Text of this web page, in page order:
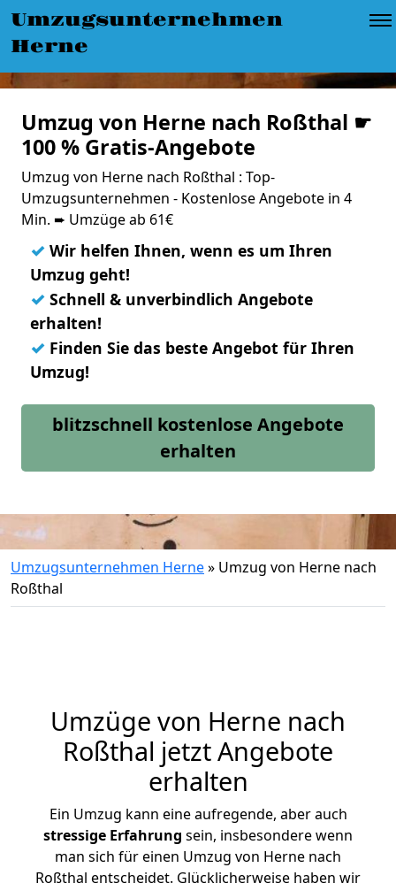
Umzugsunternehmen
Herne
Umzug von Herne nach Roßthal ☛
100 % Gratis-Angebote
Umzug von Herne nach Roßthal : Top-
Umzugsunternehmen - Kostenlose Angebote in 4
Min. ➨ Umzüge ab 61€
✓ Wir helfen Ihnen, wenn es um Ihren
Umzug geht!
✓ Schnell & unverbindlich Angebote
erhalten!
✓ Finden Sie das beste Angebot für Ihren
Umzug!
blitzschnell kostenlose Angebote
erhalten
Umzugsunternehmen Herne» Umzug von Herne nach
Roßthal
Umzüge von Herne nach
Roßthal jetzt Angebote
erhalten
Ein Umzug kann eine aufregende, aber auch
stressige Erfahrung sein, insbesondere wenn
man sich für einen Umzug von Herne nach
Roßthal entscheidet. Glücklicherweise haben wir